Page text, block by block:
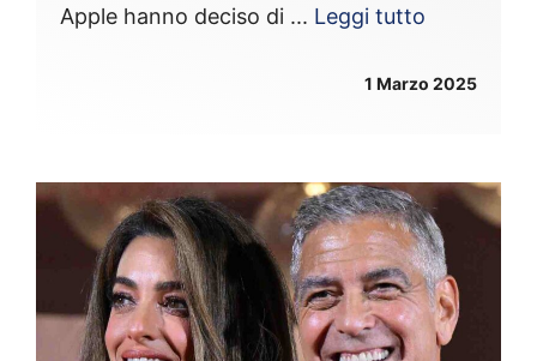
Apple hanno deciso di ... Leggi tutto
1 Marzo 2025